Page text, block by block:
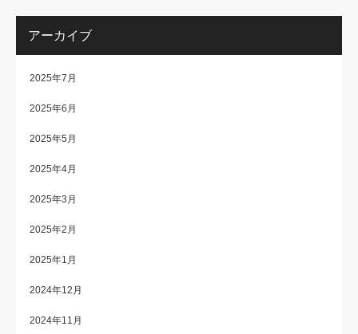
アーカイブ
2025年7月
2025年6月
2025年5月
2025年4月
2025年3月
2025年2月
2025年1月
2024年12月
2024年11月